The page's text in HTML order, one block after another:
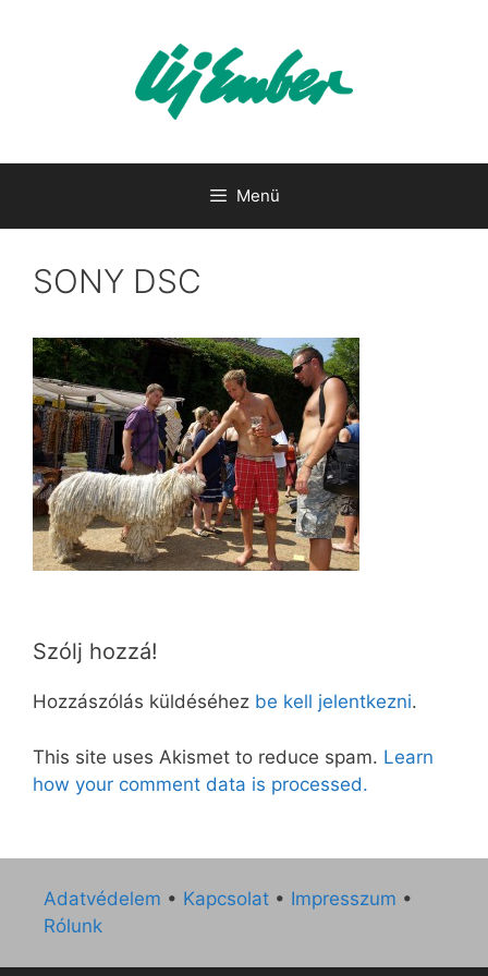
Menü
SONY DSC
Szólj hozzá!
Hozzászólás küldéséhez be kell jelentkezni.
This site uses Akismet to reduce spam. Learn
how your comment data is processed.
Adatvédelem • Kapcsolat • Impresszum •
Rólunk